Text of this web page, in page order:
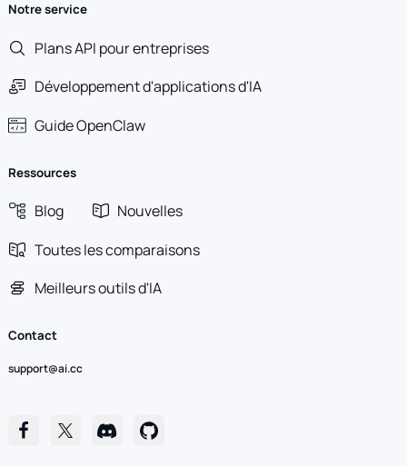
Notre service
Plans API pour entreprises
Développement d'applications d'IA
Guide OpenClaw
Ressources
Blog
Nouvelles
Toutes les comparaisons
Meilleurs outils d'IA
Contact
support@ai.cc